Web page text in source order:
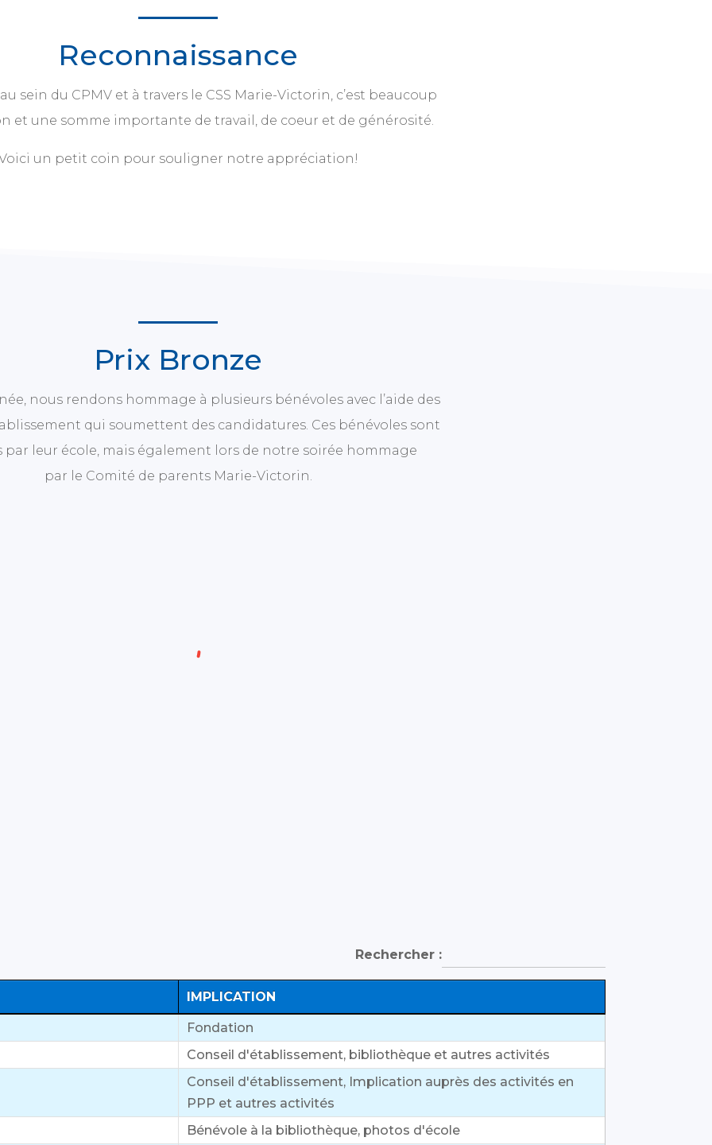
Reconnaissance
sein du CPMV et à travers le CSS Marie-Victorin, c’est beaucoup
et une somme importante de travail, de coeur et de générosité.
un petit coin pour souligner notre appréciation!
Prix Bronze
nous rendons hommage à plusieurs bénévoles avec l’aide des
qui soumettent des candidatures. Ces bénévoles sont
par leur école, mais également lors de notre soirée hommage
par le Comité de parents Marie-Victorin.
Rechercher :
IMPLICATION
Fondation
Conseil d'établissement, bibliothèque et autres activités
Conseil d'établissement, Implication auprès des activités en
PPP et autres activités
Bénévole à la bibliothèque, photos d'école